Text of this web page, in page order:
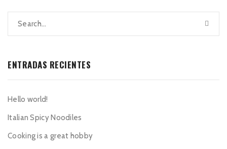
ENTRADAS RECIENTES
Hello world!
Italian Spicy Noodiles
Cooking is a great hobby